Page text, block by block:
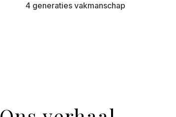
4 generaties vakmanschap